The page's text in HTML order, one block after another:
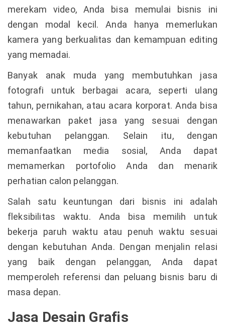
merekam video, Anda bisa memulai bisnis ini
dengan modal kecil. Anda hanya memerlukan
kamera yang berkualitas dan kemampuan editing
yang memadai.
Banyak anak muda yang membutuhkan jasa
fotografi untuk berbagai acara, seperti ulang
tahun, pernikahan, atau acara korporat. Anda bisa
menawarkan paket jasa yang sesuai dengan
kebutuhan pelanggan. Selain itu, dengan
memanfaatkan media sosial, Anda dapat
memamerkan portofolio Anda dan menarik
perhatian calon pelanggan.
Salah satu keuntungan dari bisnis ini adalah
fleksibilitas waktu. Anda bisa memilih untuk
bekerja paruh waktu atau penuh waktu sesuai
dengan kebutuhan Anda. Dengan menjalin relasi
yang baik dengan pelanggan, Anda dapat
memperoleh referensi dan peluang bisnis baru di
masa depan.
Jasa Desain Grafis